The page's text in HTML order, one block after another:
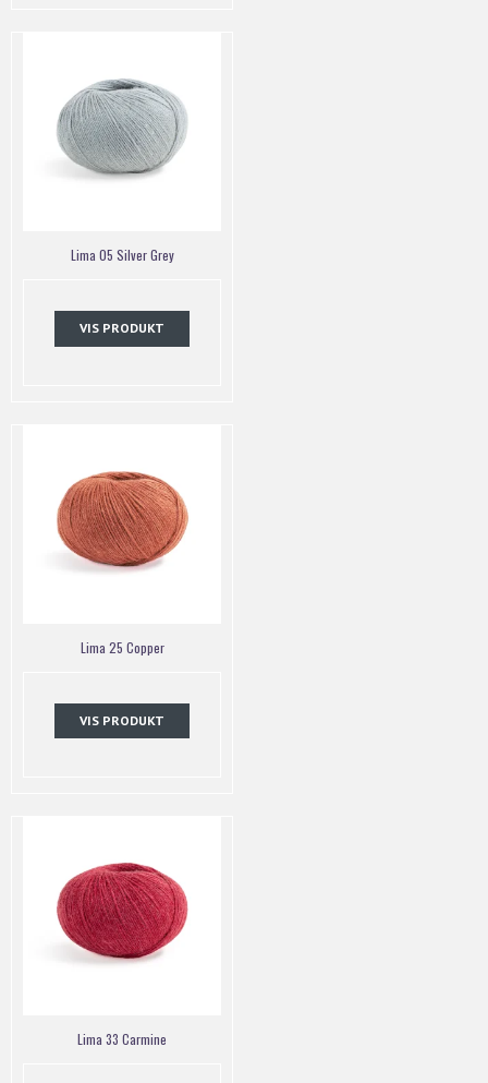
Lima 05 Silver Grey
VIS PRODUKT
Lima 25 Copper
VIS PRODUKT
Lima 33 Carmine